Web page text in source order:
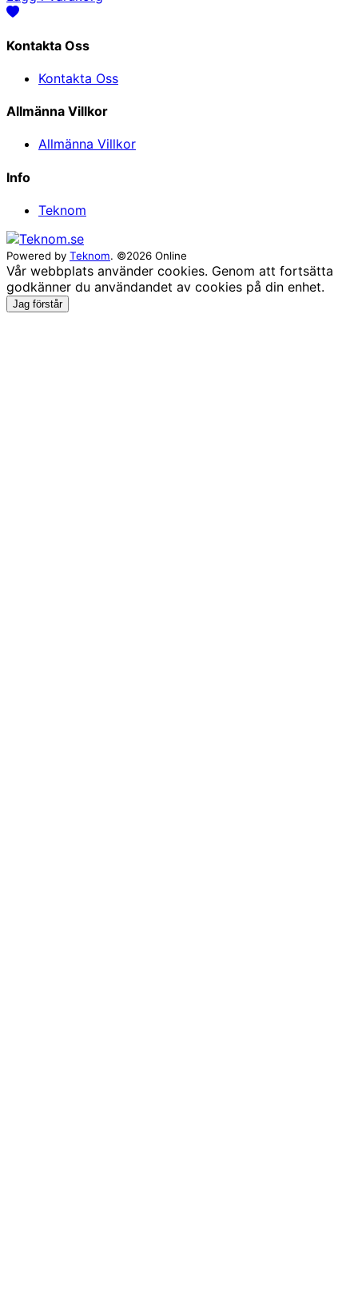
Kontakta Oss
Kontakta Oss
Allmänna Villkor
Allmänna Villkor
Info
Teknom
Powered by Teknom. ©2026 Online
Vår webbplats använder cookies. Genom att fortsätta
godkänner du användandet av cookies på din enhet.
Jag förstår